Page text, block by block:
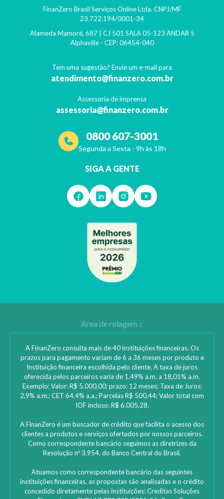
FinanZero Brasil Serviços Online Ltda. CNPJ/MF
23.722.194/0001-34
Alameda Mamoré, 687 | CJ 501 SALA 05-123 ANDAR 5
Alphaville- CEP: 06454-040
Tem uma sugestão? Envie um e-mail para
atendimento@finanzero.com.br
Assessoria de imprensa
assessoria@finanzero.com.br
0800 607-3001
Segunda a Sexta - 9h às 18h
SIGA A GENTE
A FinanZero consulta mais de 40 instituições financeiras. Os
prazos para pagamento variam de 6 a 36 meses por produto e
Instituição financeira escolhida pelo cliente. A taxa de juros
oferecida pelos parceiros varia de 1,49% a.m. a 18,01% a.m.
Exemplo: Valor: R$ 5.000,00; prazo: 12 meses; Taxa de Juros:
2,9% a.m.; CET 64,4% a.a.; Parcelas R$ 500,44; Valor total com
IOF incluso: R$ 6.005,28.
A FinanZero é um buscador de crédito que facilita o acesso dos
clientes a produtos e serviços ofertados por nossos parceiros.
Como correspondente bancário seguimos as diretrizes da
Resolução nº 3.954, do Banco Central do Brasil.
Atuamos como correspondente bancário das seguintes
instituições financeiras, as propostas são analisadas e o crédito
concedido diretamente pelas instituições: ‎Creditas Soluções